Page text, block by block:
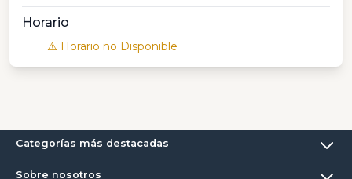
Horario
⚠️ Horario no Disponible
Categorías más destacadas
Sobre nosotros